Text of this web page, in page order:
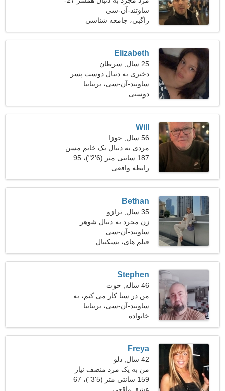
31
ساوتند-آن-سی
راگبی، جامعه شناسی
Elizabeth
25 سال, سرطان
دختری به دنبال دوست پسر
31-34
ساوتند-آن-سی، بریتانیا
دوستی
Will
56 سال, جوزا
مردی به دنبال یک خانم مسن
46-51
187 سانتی متر (6'2")، 95
کیلوگرم (209 پوند)
رابطه واقعی
Bethan
35 سال, ترازو
زن مجرد به دنبال شوهر
ساوتند-آن-سی
فیلم های، بسکتبال
Stephen
46 ساله, حوت
من در سنا کار می کنم، به
یک زن دیدنی نیاز دارم
ساوتند-آن-سی، بریتانیا
خانواده
Freya
42 سال, دلو
من به یک مرد منصف نیاز
دارم که با هم اسکی کنیم159 سانتی متر (5'3")، 67